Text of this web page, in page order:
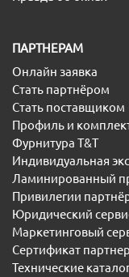
ПАРТНЕРАМ
Онлайн заявка
Стать партнёром
Стать поставщиком
Профиль и
Фурнитура T&T
Индивидуальная
Ламинированный
Привилегии
Юридический
Маркетинговый
Сертификат
Технические